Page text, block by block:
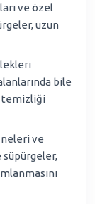
ve özel
uzun
bile
temizliği
ve